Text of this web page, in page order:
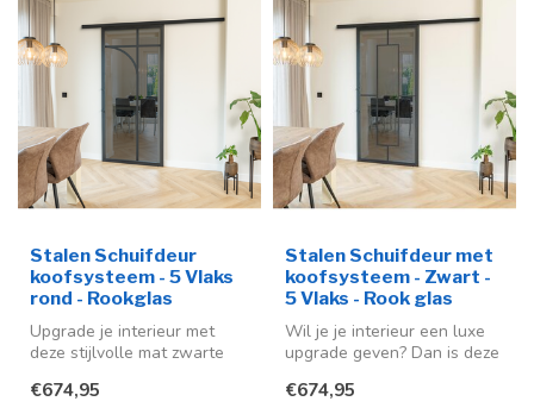
Stalen Schuifdeur
koofsysteem - 5 Vlaks
rond - Rookglas
Upgrade je interieur met
deze stijlvolle mat zwarte
9005)...
€674,95
Stalen Schuifdeur met
koofsysteem - Zwart -
5 Vlaks - Rook glas
Wil je je interieur een luxe
upgrade geven? Dan is deze
€674,95